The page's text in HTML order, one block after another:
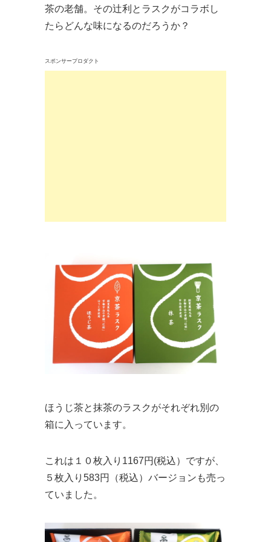
茶の老舗。その辻利とラスクがコラボし
たらどんな味になるのだろうか？
スポンサープロダクト
ほうじ茶と抹茶のラスクがそれぞれ別の
箱に入っています。
これは１０枚入り1167円(税込）ですが、
５枚入り583円（税込）バージョンも売っ
ていました。